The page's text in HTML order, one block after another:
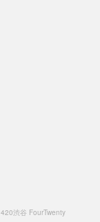
渋谷 FourTwenty